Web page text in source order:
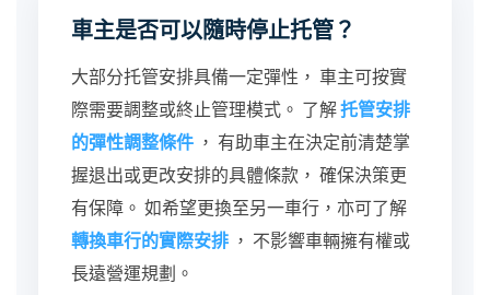
車主是否可以隨時停止托管？
大部分托管安排具備一定彈性， 車主可按實
際需要調整或終止管理模式。 了解托管安排
的彈性調整條件 ， 有助車主在決定前清楚掌
握退出或更改安排的具體條款， 確保決策更
有保障。 如希望更換至另一車行，亦可了解
轉換車行的實際安排 ， 不影響車輛擁有權或
長遠營運規劃。